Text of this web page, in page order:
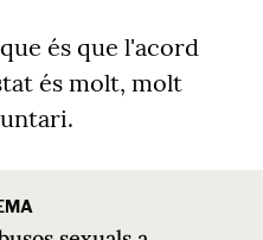
és que l'acord
és molt, molt